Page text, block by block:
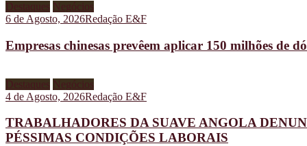
Destaques Negócios
6 de Agosto, 2026Redação E&F
Empresas chinesas prevêem aplicar 150 milhões de
Destaques Negócios
4 de Agosto, 2026Redação E&F
TRABALHADORES DA SUAVE ANGOLA
PÉSSIMAS CONDIÇÕES LABORAIS